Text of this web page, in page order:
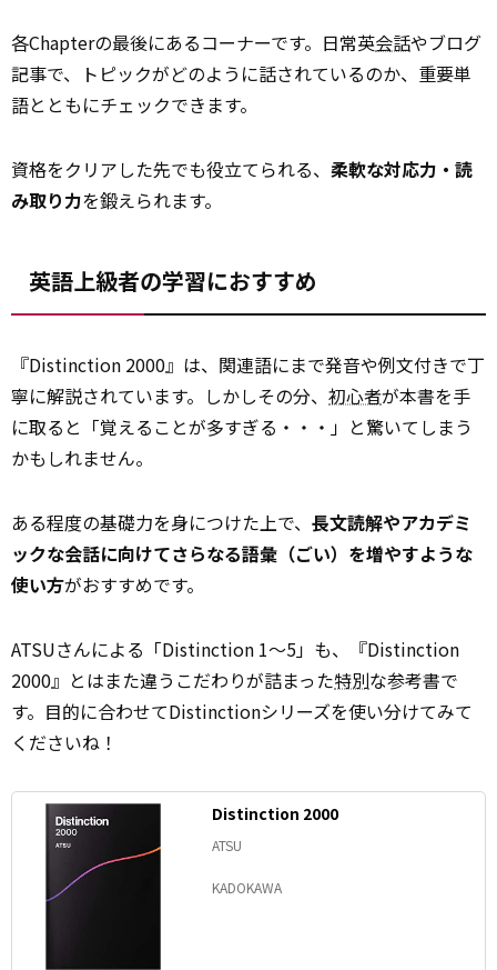
各Chapterの最後にあるコーナーです。日常英会話やブログ
記事で、トピックがどのように話されているのか、重要単
語とともにチェックできます。
資格をクリアした先でも役立てられる、 柔軟な対応力・読
み取り力を鍛えられます。
英語上級者の学習におすすめ
『Distinction 2000』は、関連語にまで発音や例文付きで丁
寧に解説されています。しかしその分、 初心者が本書を手
に取ると「覚えることが多すぎる・・・」と驚いてしまう
かもしれません。
ある程度の基礎力を身につけた上で、 長文読解やアカデミ
ックな会話に向けてさらなる語彙（ごい）を増やすような
使い方がおすすめです。
ATSUさんによる「Distinction 1〜5」も、『Distinction
2000』とはまた違うこだわりが詰まった特別な参考書で
す。目的に合わせてDistinctionシリーズを使い分けてみて
くださいね！
Distinction 2000
ATSU
KADOKAWA